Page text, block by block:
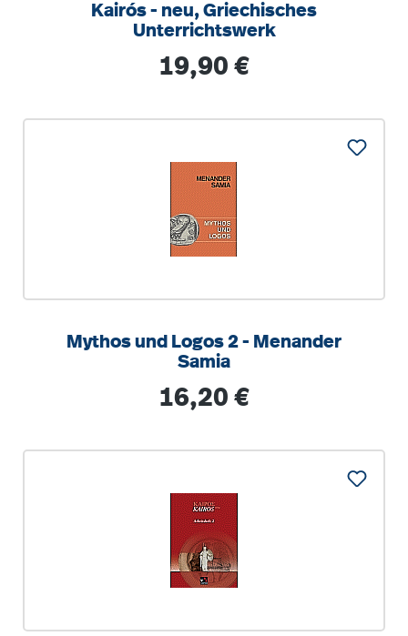
Kairós - neu, Griechisches
Unterrichtswerk
Regulärer Preis:
19,90 €
Mythos und Logos 2 - Menander
Samia
Regulärer Preis:
16,20 €